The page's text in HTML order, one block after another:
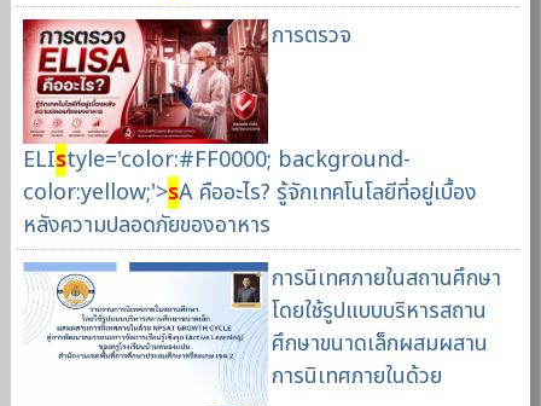
การตรวจ
ELIstyle='color:#FF0000; background-
color:yellow;'>sA คืออะไร? รู้จักเทคโนโลยีที่อยู่เบื้อง
หลังความปลอดภัยของอาหาร
การนิเทศภายในสถานศึกษา
โดยใช้รูปแบบบริหารสถาน
ศึกษาขนาดเล็กผสมผสาน
การนิเทศภายในด้วย